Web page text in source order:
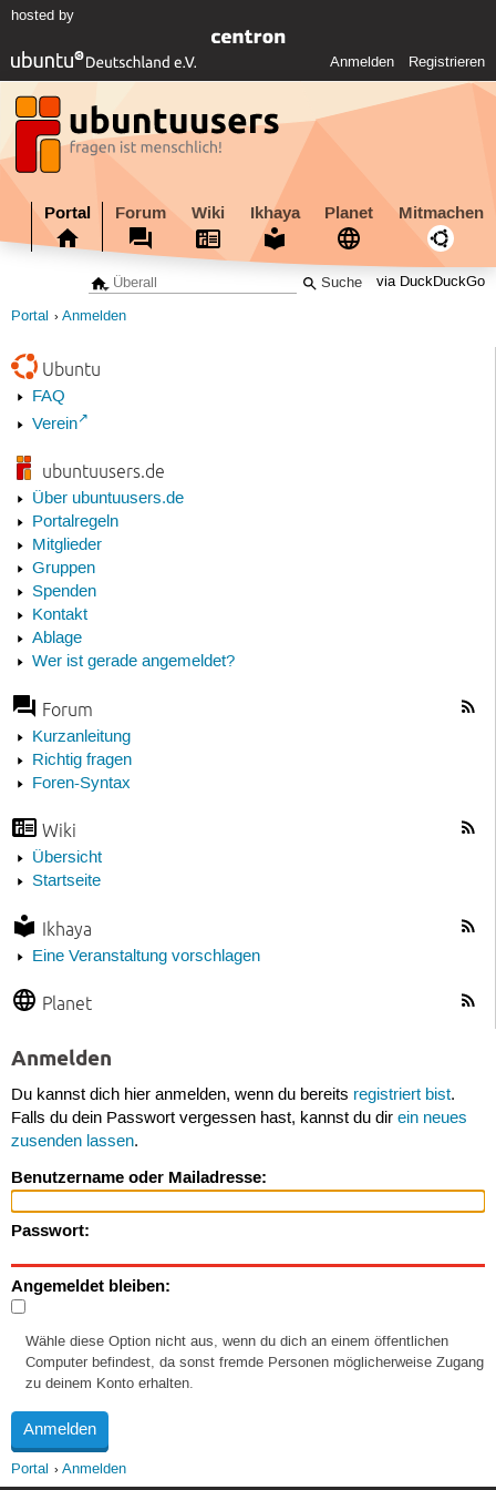
hosted by
Anmelden Registrieren
Portal Forum Wiki Ikhaya Planet Mitmachen
via DuckDuckGo
Portal Anmelden
Ubuntu
FAQ
Verein
ubuntuusers.de
Über ubuntuusers.de
Portalregeln
Mitglieder
Gruppen
Spenden
Kontakt
Ablage
Wer ist gerade angemeldet?
Forum
Kurzanleitung
Richtig fragen
Foren-Syntax
Wiki
Übersicht
Startseite
Ikhaya
Eine Veranstaltung vorschlagen
Planet
Anmelden
Du kannst dich hier anmelden, wenn du bereits registriert bist.
Falls du dein Passwort vergessen hast, kannst du dir ein neues
zusenden lassen.
Benutzername oder Mailadresse:
Passwort:
Angemeldet bleiben:
Wähle diese Option nicht aus, wenn du dich an einem öffentlichen
Computer befindest, da sonst fremde Personen möglicherweise Zugang
zu deinem Konto erhalten.
Portal Anmelden